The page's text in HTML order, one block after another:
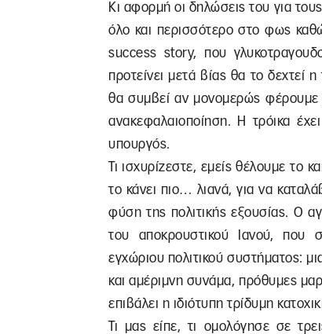
Κι αφορμή οι δηλώσεις του για
όλο και περισσότερο στο φως
success story, που
προτείνει μετά βίας θα το δεχτεί
θα συμβεί αν μονομερώς φέρουμε
ανακεφαλαιοποίηση. Η τρόικα
υπουργός.
Τι ισχυρίζεστε, εμείς θέλουμε το
το κάνει πιο… λιανά, για να
φύση της πολιτικής εξουσίας. Ο
του αποκρουστικού Ιανού, που
εγχώριου πολιτικού συστήματος:
και αμέριμνη συνάμα, πρόθυμες
επιβάλει η ιδιότυπη τρίδυμη
Τι μας είπε, τι ομολόγησε σε